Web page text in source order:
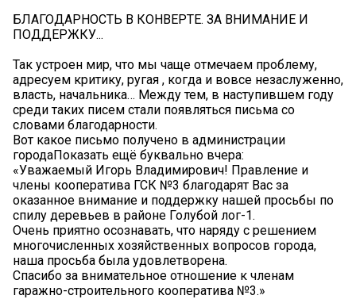
БЛАГОДАРНОСТЬ В КОНВЕРТЕ. ЗА ВНИМАНИЕ И
ПОДДЕРЖКУ...
Так устроен мир, что мы чаще отмечаем проблему,
адресуем критику, ругая , когда и вовсе незаслуженно,
власть, начальника… Между тем, в наступившем году
среди таких писем стали появляться письма со
словами благодарности.
Вот какое письмо получено в администрации
городаПоказать ещё буквально вчера:
«Уважаемый Игорь Владимирович! Правление и
члены кооператива ГСК №3 благодарят Вас за
оказанное внимание и поддержку нашей просьбы по
спилу деревьев в районе Голубой лог-1.
Очень приятно осознавать, что наряду с решением
многочисленных хозяйственных вопросов города,
наша просьба была удовлетворена.
Спасибо за внимательное отношение к членам
гаражно-строительного кооператива №3.»